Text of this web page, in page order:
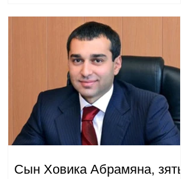
Арменией.
Сын Ховика Абрамяна, зять